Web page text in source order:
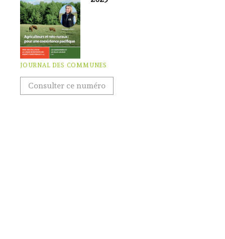
JOURNAL DES COMMUNES
Consulter ce numéro